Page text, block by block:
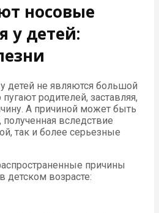
носовые
у детей:
детей не являются большой
родителей, заставляя,
А причиной может быть
вследствие
так и более серьезные
причины
детском возрасте: